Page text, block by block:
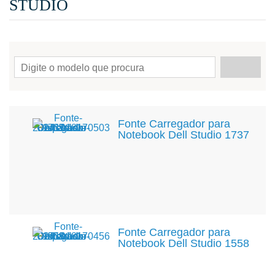
STUDIO
Fonte Carregador para
Notebook Dell Studio 1737
Fonte Carregador para
Notebook Dell Studio 1558